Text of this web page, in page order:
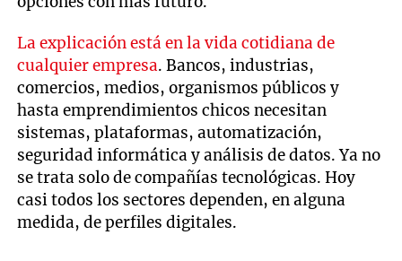
La explicación está en la vida cotidiana de
cualquier empresa. Bancos, industrias,
comercios, medios, organismos públicos y
hasta emprendimientos chicos necesitan
sistemas, plataformas, automatización,
seguridad informática y análisis de datos. Ya no
se trata solo de compañías tecnológicas. Hoy
casi todos los sectores dependen, en alguna
medida, de perfiles digitales.